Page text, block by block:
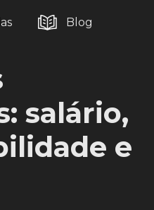
Blog
salário,
e